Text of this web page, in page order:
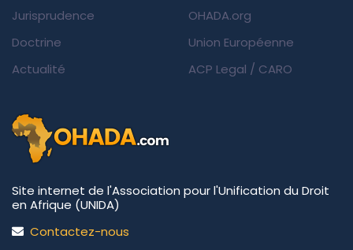
Jurisprudence
Doctrine
Actualité
OHADA.org
Union Européenne
ACP Legal / CARO
Site internet de l'Association pour l'Unification du Droit
en Afrique (UNIDA)
Contactez-nous